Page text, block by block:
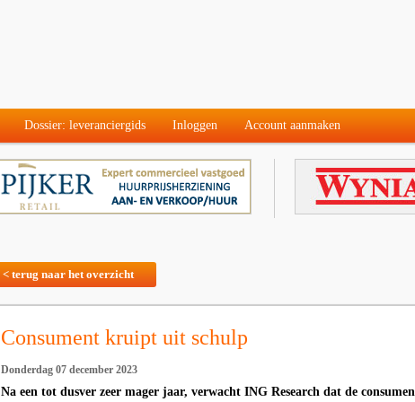
Dossier: leveranciergids Inloggen Account aanmaken
< terug naar het overzicht
Consument kruipt uit schulp
Donderdag 07 december 2023
Na een tot dusver zeer mager jaar, verwacht ING Research dat de